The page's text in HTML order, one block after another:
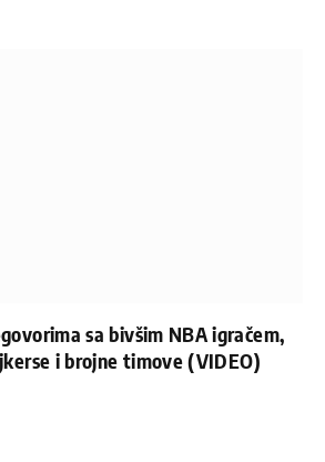
sa bivšim NBA igračem,
i brojne timove (VIDEO)